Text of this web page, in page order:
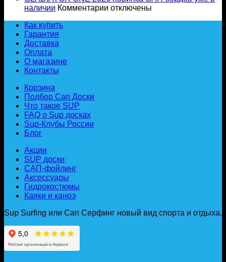
году:
наличии Комментарии котключены
Как купить
Гарантия
Доставка
Оплата
О магазине
Контакты
Корзина
Подбор Сап Доски
Что такое SUP
FAQ о Sup досках
Sup-Клубы России
Блог
Акции
SUP доски
САП-фойлинг
Аксессуары
Гидрокостюмы
Каяки и каноэ
Sup Surfing или Сап Серфинг новый вид спорта и отдыха.